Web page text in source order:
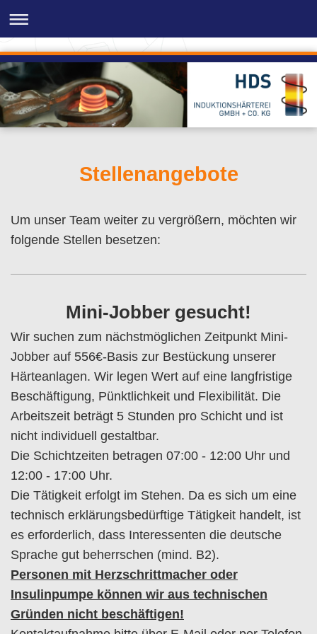
Stellenangebote
Um unser Team weiter zu vergrößern, möchten wir
folgende Stellen besetzen:
Mini-Jobber gesucht!
Wir suchen zum nächstmöglichen Zeitpunkt Mini-
Jobber auf 556€-Basis zur Bestückung unserer
Härteanlagen. Wir legen Wert auf eine langfristige
Beschäftigung, Pünktlichkeit und Flexibilität. Die
Arbeitszeit beträgt 5 Stunden pro Schicht und ist
nicht individuell gestaltbar.
Die Schichtzeiten betragen 07:00 - 12:00 Uhr und
12:00 - 17:00 Uhr.
Die Tätigkeit erfolgt im Stehen. Da es sich um eine
technisch erklärungsbedürftige Tätigkeit handelt, ist
es erforderlich, dass Interessenten die deutsche
Sprache gut beherrschen (mind. B2).
Personen mit Herzschrittmacher oder
Insulinpumpe können wir aus technischen
Gründen nicht beschäftigen!